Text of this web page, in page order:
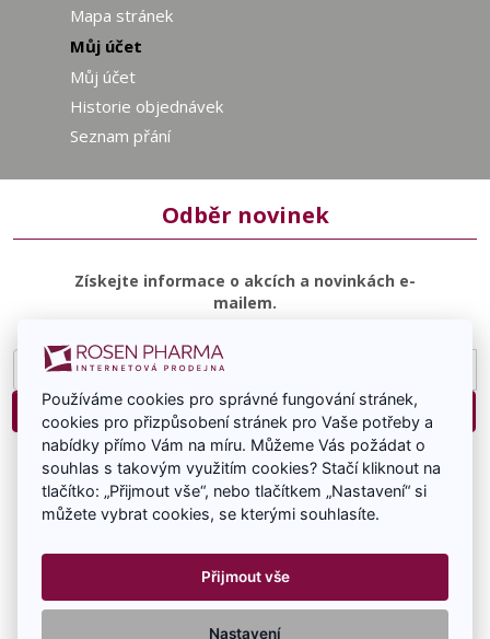
Mapa stránek
Můj účet
Můj účet
Historie objednávek
Seznam přání
Odběr novinek
Získejte informace o akcích a novinkách e-
mailem.
adresa
Přihlásit
Souhlasím se zasíláním e-mailové komunikace.
RosenPharma a.s. 2026 Všechna práva vyhrazena -
Používáme cookies pro správné fungování stránek,
cookies pro přizpůsobení stránek pro Vaše potřeby a
nabídky přímo Vám na míru. Můžeme Vás požádat o
souhlas s takovým využitím cookies? Stačí kliknout na
tlačítko: „Přijmout vše“, nebo tlačítkem „Nastavení“ si
můžete vybrat cookies, se kterými souhlasíte.
Přijmout vše
Nastavení